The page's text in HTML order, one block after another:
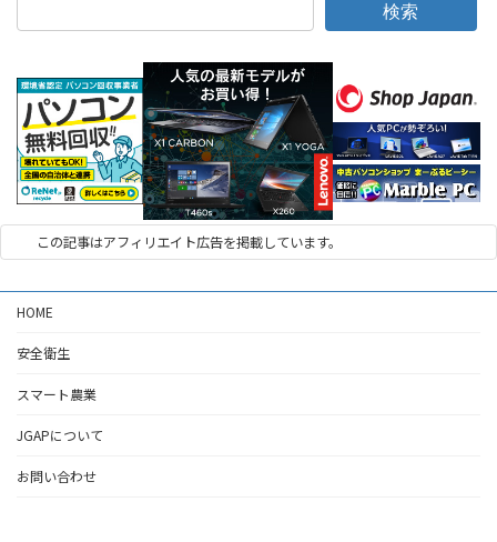
検索
この記事はアフィリエイト広告を掲載しています。
HOME
安全衛生
スマート農業
JGAPについて
お問い合わせ